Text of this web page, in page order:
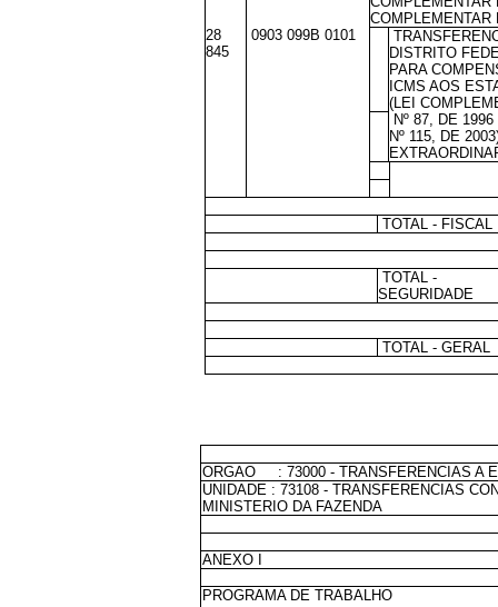
COMPLEMENTAR
28
845
0903 099B 0101
DISTRITO
PARA
ICMS AOS
(LEI
Nº 87, DE
Nº 115, DE
TOTAL - FISCAL
TOTAL -
SEGURIDADE
TOTAL - GERAL
ORGAO : 73000 - TRANSFERENCIAS A
UNIDADE : 73108 - TRANSFERENCIAS
MINISTERIO DA FAZENDA
ANEXO I
PROGRAMA DE TRABALHO